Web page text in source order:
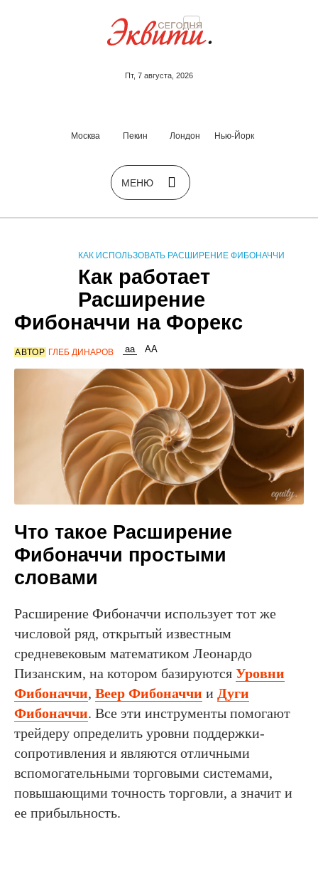
Пт, 7 августа, 2026
Москва Пекин Лондон Нью-Йорк
КАК ИСПОЛЬЗОВАТЬ РАСШИРЕНИЕ ФИБОНАЧЧИ
Как работает
Расширение
Фибоначчи на Форекс
АВТОР ГЛЕБ ДИНАРОВ
Что такое Расширение
Фибоначчи простыми
словами
Расширение Фибоначчи использует тот же
числовой ряд, открытый известным
средневековым математиком Леонардо
Пизанским, на котором базируются Уровни
Фибоначчи, Веер Фибоначчи и Дуги
Фибоначчи. Все эти инструменты помогают
трейдеру определить уровни поддержки-
сопротивления и являются отличными
вспомогательными торговыми системами,
повышающими точность торговли, а значит и
ее прибыльность.